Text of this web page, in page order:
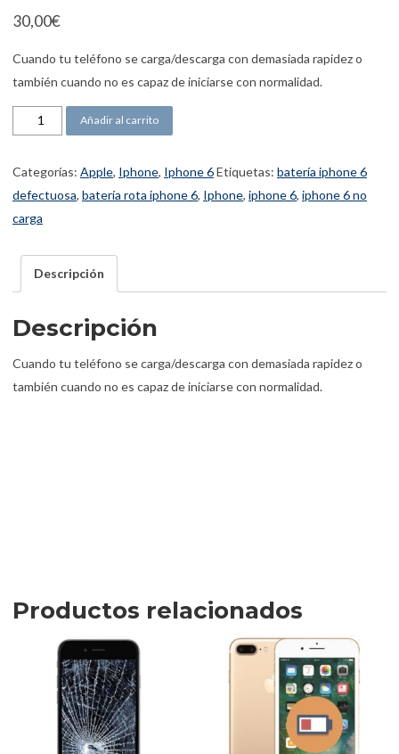
30,00€
Cuando tu teléfono se carga/descarga con demasiada rapidez o
también cuando no es capaz de iniciarse con normalidad.
Batería Iphone 6 cantidad
Añadir al carrito
Categorías: Apple, Iphone, Iphone 6Etiquetas: batería iphone 6
defectuosa, batería rota iphone 6, Iphone, iphone 6, iphone 6 no
carga
Descripción
Descripción
Cuando tu teléfono se carga/descarga con demasiada rapidez o
también cuando no es capaz de iniciarse con normalidad.
Productos relacionados